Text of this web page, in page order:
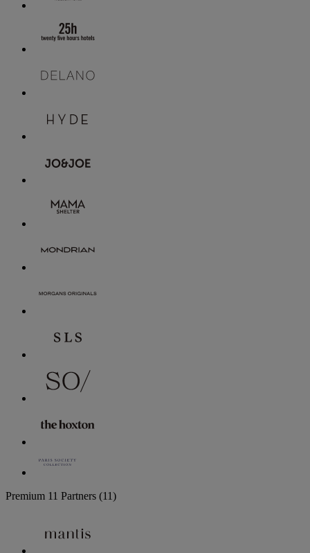
Premium 11 Partners (11)